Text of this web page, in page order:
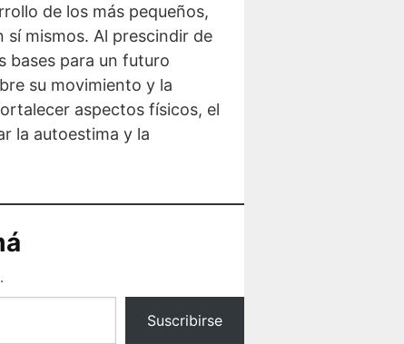
de los más pequeños,
mismos. Al prescindir de
bases para un futuro
su movimiento y la
aspectos físicos, el
la autoestima y la
Suscribirse